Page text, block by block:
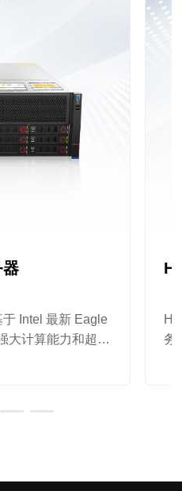
器
Intel 最新 Eagle
大计算能力和超高
务